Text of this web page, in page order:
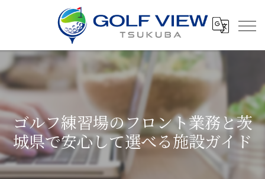
ゴルフ練習場のフロント業務と茨
城県で安心して選べる施設ガイド